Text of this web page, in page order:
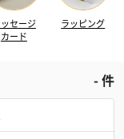
セージ
カード
ラッピング
-件